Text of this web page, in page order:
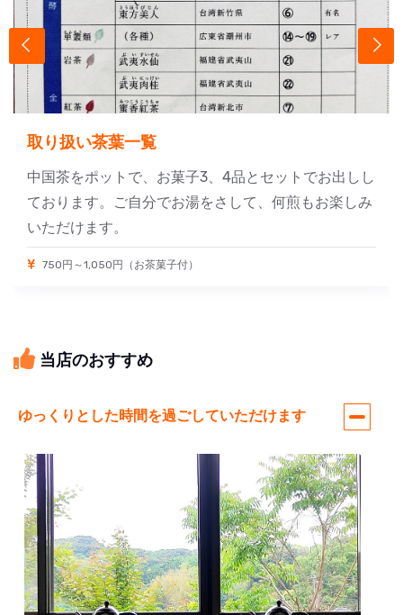
取り扱い茶葉一覧
中国茶をポットで、お菓子3、4品とセットでお出しし
ております。ご自分でお湯をさして、何煎もお楽しみ
いただけます。
750円～1,050円（お茶菓子付）
当店のおすすめ
ゆっくりとした時間を過ごしていただけます